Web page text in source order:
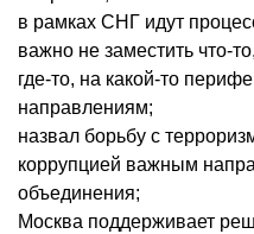
в рамках СНГ идут
важно не заместить что-
где-то, на какой-то
направлениям;
назвал борьбу с
коррупцией важным
объединения;
Москва поддерживает